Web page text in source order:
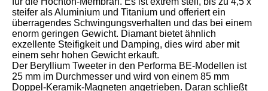
steifer als Aluminium und Titanium und offeriert ein
überragendes Schwingungsverhalten und das bei einem
enorm geringen Gewicht. Diamant bietet ähnlich
exzellente Steifigkeit und Damping, dies wird aber mit
einem sehr hohen Gewicht erkauft.
Der Beryllium Tweeter in den Performa BE-Modellen ist
25 mm im Durchmesser und wird von einem 85 mm
Doppel-Keramik-Magneten angetrieben. Daran schließt